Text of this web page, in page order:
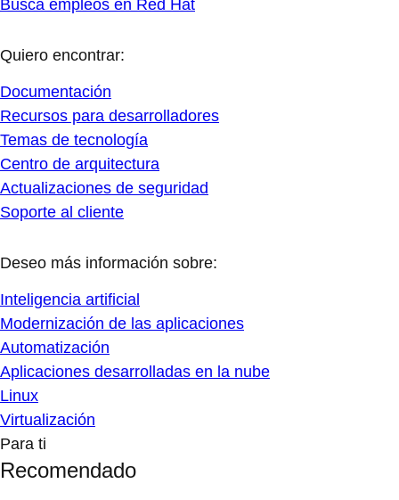
Busca empleos en Red Hat
Quiero encontrar:
Documentación
Recursos para desarrolladores
Temas de tecnología
Centro de arquitectura
Actualizaciones de seguridad
Soporte al cliente
Deseo más información sobre:
Inteligencia artificial
Modernización de las aplicaciones
Automatización
Aplicaciones desarrolladas en la nube
Linux
Virtualización
Para ti
Recomendado